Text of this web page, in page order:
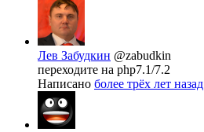
Лев Забудкин @zabudkin
переходите на php7.1/7.2
Написано более трёх лет назад